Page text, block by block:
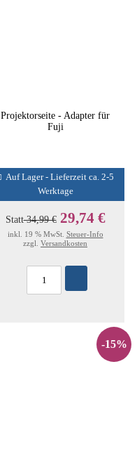
Projektorseite - Adapter für
Fuji
Auf Lager - Lieferzeit ca. 2-5
Werktage
Statt34,99 € 29,74 €
inkl. 19 % MwSt. Steuer-Info
zzgl. Versandkosten
-15%